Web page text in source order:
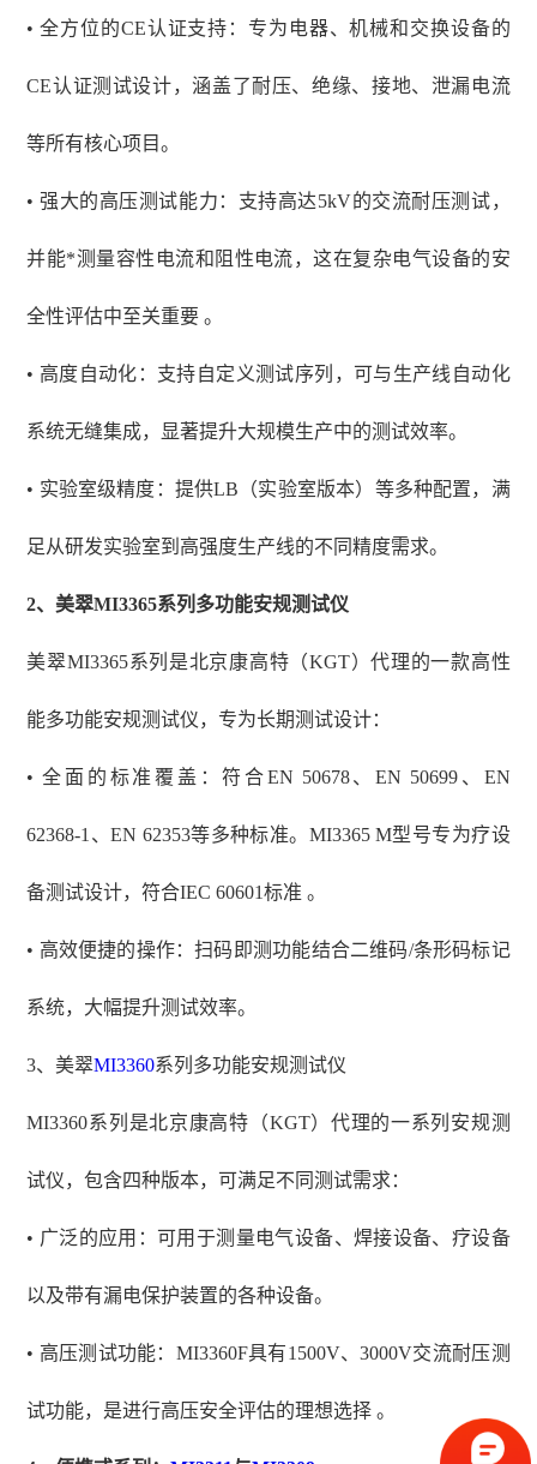
• 全方位的CE认证支持：专为电器、机械和交换设备的
CE认证测试设计，涵盖了耐压、绝缘、接地、泄漏电流
等所有核心项目。
• 强大的高压测试能力：支持高达5kV的交流耐压测试，
并能*测量容性电流和阻性电流，这在复杂电气设备的安
全性评估中至关重要 。
• 高度自动化：支持自定义测试序列，可与生产线自动化
系统无缝集成，显著提升大规模生产中的测试效率。
• 实验室级精度：提供LB（实验室版本）等多种配置，满
足从研发实验室到高强度生产线的不同精度需求。
2、 美翠MI3365系列多功能安规测试仪
美翠MI3365系列是北京康高特（KGT）代理的一款高性
能多功能安规测试仪，专为长期测试设计：
• 全面的标准覆盖：符合EN 50678、EN 50699、EN
62368-1、EN 62353等多种标准。MI3365 M型号专为疗设
备测试设计，符合IEC 60601标准 。
• 高效便捷的操作：扫码即测功能结合二维码/条形码标记
系统，大幅提升测试效率。
3、 美翠MI3360系列多功能安规测试仪
MI3360系列 是北京康高特（KGT）代理的一系列 安规测
试仪，包含四种版本，可满足不同测试需求：
• 广泛的应用：可用于测量电气设备、焊接设备、疗设备
以及带有漏电保护装置的各种设备。
• 高压测试功能：MI3360F具有1500V、3000V交流耐压测
试功能，是进行高压安全评估的理想选择 。